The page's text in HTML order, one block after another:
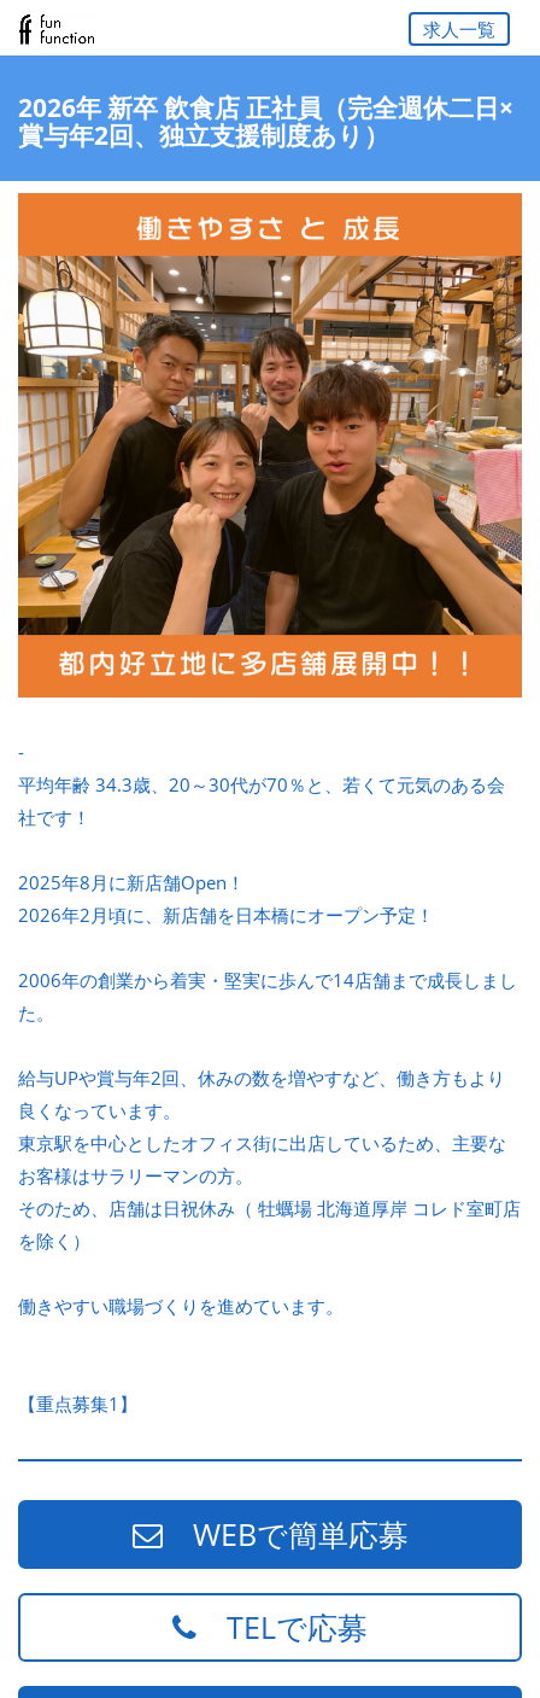
求人一覧
2026年 新卒 飲食店 正社員（完全週休二日×
賞与年2回、独立支援制度あり）
-
平均年齢 34.3歳、20～30代が70％と、若くて元気のある会
社です！
2025年8月に新店舗Open！
2026年2月頃に、新店舗を日本橋にオープン予定！
2006年の創業から着実・堅実に歩んで14店舗まで成長しまし
た。
給与UPや賞与年2回、休みの数を増やすなど、働き方もより
良くなっています。
東京駅を中心としたオフィス街に出店しているため、主要な
お客様はサラリーマンの方。
そのため、店舗は日祝休み（ 牡蠣場 北海道厚岸 コレド室町店
を除く）
働きやすい職場づくりを進めています。
【重点募集1】
WEBで簡単応募
TELで応募